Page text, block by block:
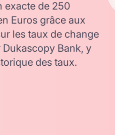
exacte de 250
Euros grâce aux
les taux de change
Dukascopy Bank, y
des taux.